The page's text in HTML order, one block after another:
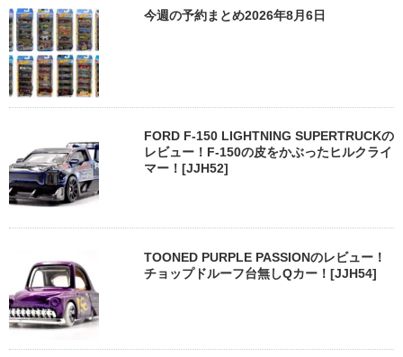
今週の予約まとめ2026年8月6日
FORD F-150 LIGHTNING SUPERTRUCKの
レビュー！F-150の皮をかぶったヒルクライ
マー！[JJH52]
TOONED PURPLE PASSIONのレビュー！
チョップドルーフ台無しQカー！[JJH54]